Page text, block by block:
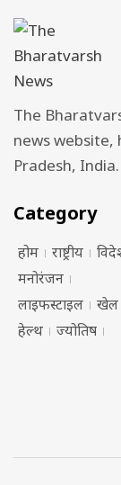
The
news
Pradesh, India.
Category
होम राष्ट्रीय
मनोरंजन
लाइफस्टाइल
खेल
हेल्थ
ज्योतिष